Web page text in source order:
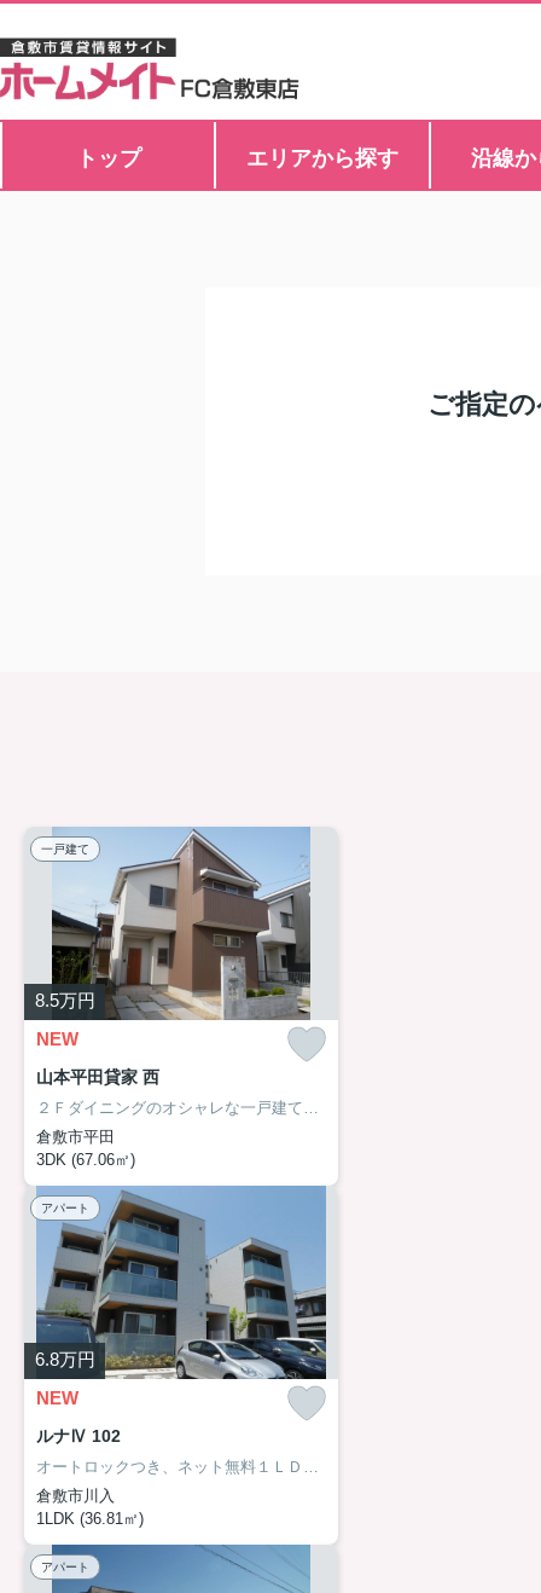
トップ エリアから探す 沿線
ご指定
一戸建て
8.5万円
NEW
山本平田貸家 西
２Ｆダイニングのオシャレな一戸建て。万寿小学校区。
倉敷市平田
3DK (67.06㎡)
アパート
6.8万円
NEW
ルナⅣ 102
オートロックつき、ネット無料１ＬＤＫ。倉敷駅まで徒歩圏内。
倉敷市川入
1LDK (36.81㎡)
アパート